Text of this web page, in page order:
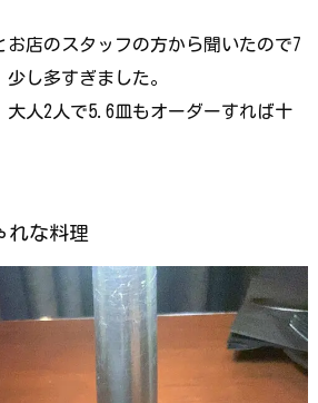
お店のスタッフの方から聞いたので7
し多すぎました。
大人2人で5.6皿もオーダーすれば十
れな料理